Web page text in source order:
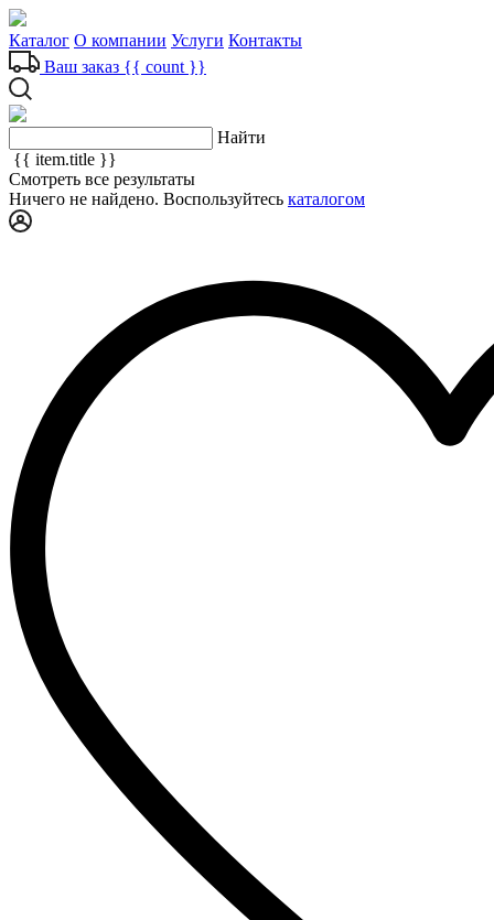
Каталог О компании Услуги Контакты
Ваш заказ {{ count }}
Найти
{{ item.title }}
Смотреть все результаты
Ничего не найдено. Воспользуйтесь каталогом